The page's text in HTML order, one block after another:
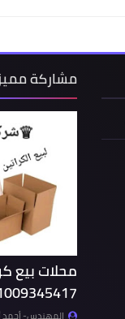
مشاركة
محلات بيع